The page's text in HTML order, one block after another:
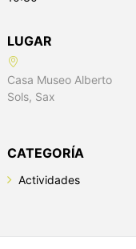
LUGAR
Casa Museo Alberto
Sols, Sax
CATEGORÍA
Actividades